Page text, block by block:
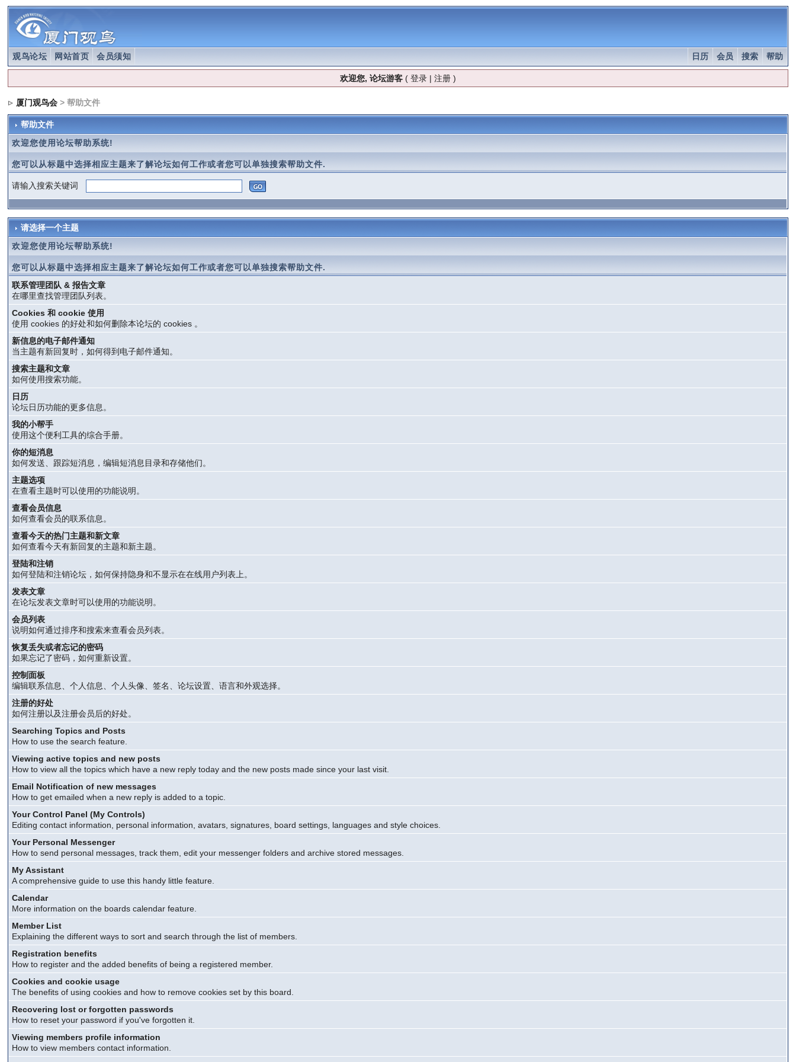
观鸟论坛 网站首页 会员须知 帮助
搜索
会员
日历
欢迎您, 论坛游客( 登录| 注册)
厦门观鸟会 > 帮助文件
帮助文件
欢迎您使用论坛帮助系统!
您可以从标题中选择相应主题来了解论坛如何工作或者您可以单独搜索帮助文件.
请输入搜索关键词
请选择一个主题
欢迎您使用论坛帮助系统!
您可以从标题中选择相应主题来了解论坛如何工作或者您可以单独搜索帮助文件.
联系管理团队 & 报告文章
在哪里查找管理团队列表。
Cookies 和 cookie 使用
使用 cookies 的好处和如何删除本论坛的 cookies 。
新信息的电子邮件通知
当主题有新回复时，如何得到电子邮件通知。
搜索主题和文章
如何使用搜索功能。
日历
论坛日历功能的更多信息。
我的小帮手
使用这个便利工具的综合手册。
你的短消息
如何发送、跟踪短消息，编辑短消息目录和存储他们。
主题选项
在查看主题时可以使用的功能说明。
查看会员信息
如何查看会员的联系信息。
查看今天的热门主题和新文章
如何查看今天有新回复的主题和新主题。
登陆和注销
如何登陆和注销论坛，如何保持隐身和不显示在在线用户列表上。
发表文章
在论坛发表文章时可以使用的功能说明。
会员列表
说明如何通过排序和搜索来查看会员列表。
恢复丢失或者忘记的密码
如果忘记了密码，如何重新设置。
控制面板
编辑联系信息、个人信息、个人头像、签名、论坛设置、语言和外观选择。
注册的好处
如何注册以及注册会员后的好处。
Searching Topics and Posts
How to use the search feature.
Viewing active topics and new posts
How to view all the topics which have a new reply today and the new posts made since your last visit.
Email Notification of new messages
How to get emailed when a new reply is added to a topic.
Your Control Panel (My Controls)
Editing contact information, personal information, avatars, signatures, board settings, languages and style choices.
Your Personal Messenger
How to send personal messages, track them, edit your messenger folders and archive stored messages.
My Assistant
A comprehensive guide to use this handy little feature.
Calendar
More information on the boards calendar feature.
Member List
Explaining the different ways to sort and search through the list of members.
Registration benefits
How to register and the added benefits of being a registered member.
Cookies and cookie usage
The benefits of using cookies and how to remove cookies set by this board.
Recovering lost or forgotten passwords
How to reset your password if you've forgotten it.
Viewing members profile information
How to view members contact information.